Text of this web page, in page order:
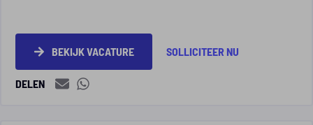
BEKIJK VACATURE SOLLICITEER NU
DELEN